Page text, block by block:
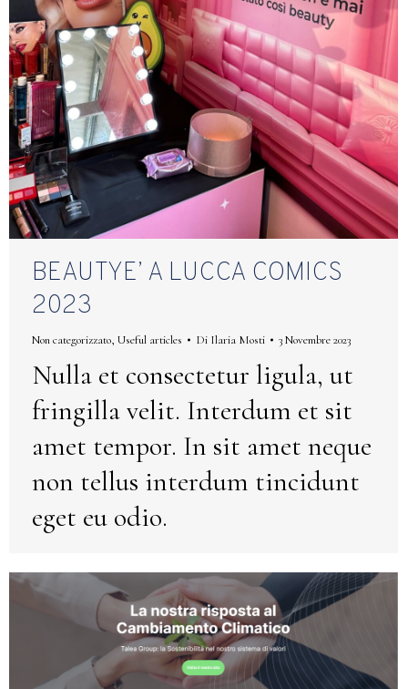
BEAUTYE’ A LUCCA COMICS
2023
Non categorizzato, Useful articles Di Ilaria Mosti 3 Novembre 2023
Nulla et consectetur ligula, ut
fringilla velit. Interdum et sit
amet tempor. In sit amet neque
non tellus interdum tincidunt
eget eu odio.